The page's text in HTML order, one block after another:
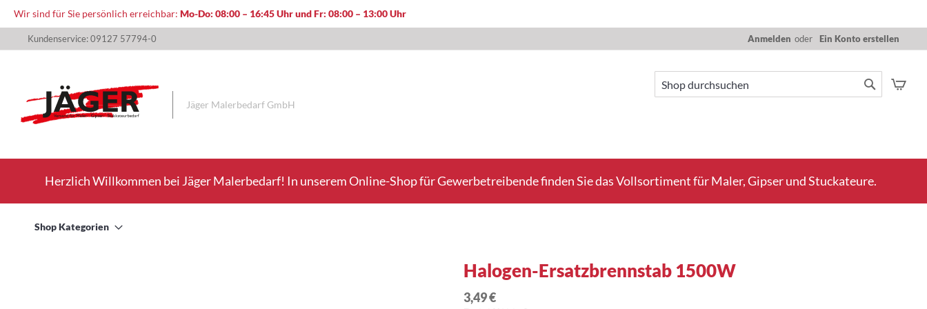
Wir sind für Sie persönlich erreichbar: Mo-Do: 08:00 – 16:45 Uhr und Fr: 08:00 – 13:00 Uhr
zum
Kundenservice: 09127 57794-0 Anmelden Ein Konto erstellen
Jäger Malerbedarf GmbH
Suche
Herzlich Willkommen bei Jäger Malerbedarf! In unserem Online-Shop für Gewerbetreibende finden Sie das Vollsortiment für Maler, Gipser und Stuckateure.
Shop Kategorien
Halogen-Ersatzbrennstab 1500W
3,49 €